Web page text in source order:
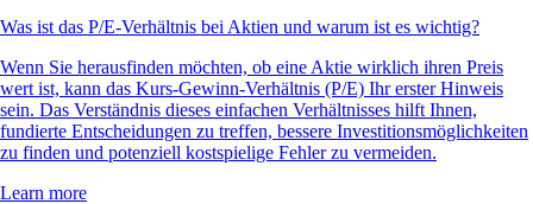
Was ist das P/E-Verhältnis bei Aktien und warum ist es wichtig?
Wenn Sie herausfinden möchten, ob eine Aktie wirklich ihren Preis
wert ist, kann das Kurs-Gewinn-Verhältnis (P/E) Ihr erster Hinweis
sein. Das Verständnis dieses einfachen Verhältnisses hilft Ihnen,
fundierte Entscheidungen zu treffen, bessere Investitionsmöglichkeiten
zu finden und potenziell kostspielige Fehler zu vermeiden.
Learn more